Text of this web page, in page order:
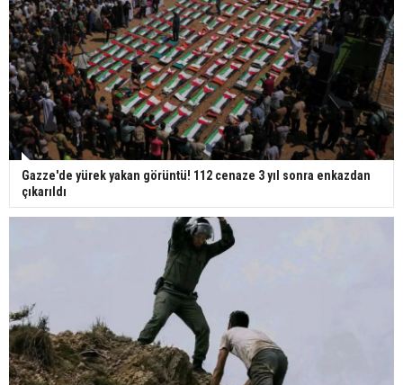
Gazze'de yürek yakan görüntü! 112 cenaze 3 yıl sonra enkazdan
çıkarıldı